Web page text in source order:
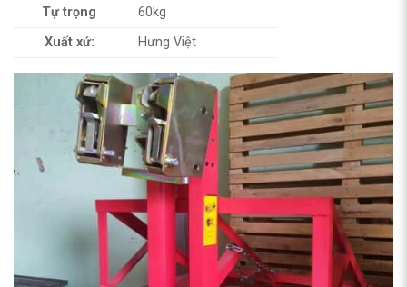
Tự trọng
60kg
Xuất xứ:
Hưng Việt